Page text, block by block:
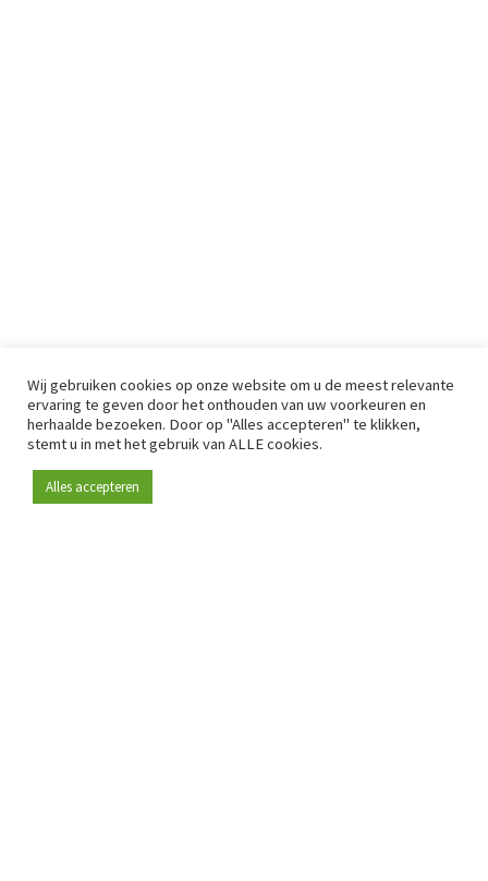
Wij gebruiken cookies op onze website om u de meest relevante
ervaring te geven door het onthouden van uw voorkeuren en
herhaalde bezoeken. Door op "Alles accepteren" te klikken,
stemt u in met het gebruik van ALLE cookies.
Alles accepteren